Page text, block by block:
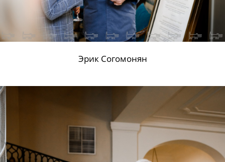
Эрик Согомонян